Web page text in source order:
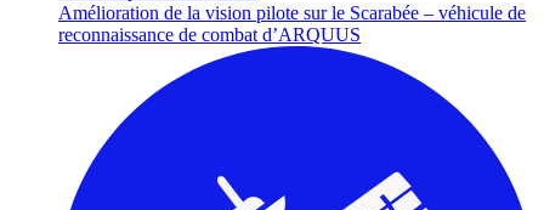
Amélioration de la vision pilote sur le Scarabée – véhicule de
reconnaissance de combat d’ARQUUS